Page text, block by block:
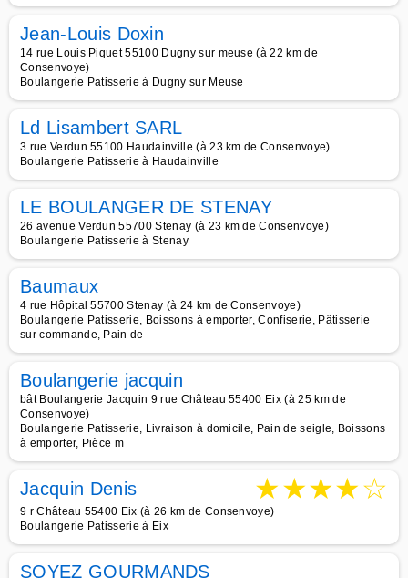
Jean-Louis Doxin
14 rue Louis Piquet 55100 Dugny sur meuse (à 22 km de
Consenvoye)
Boulangerie Patisserie à Dugny sur Meuse
Ld Lisambert SARL
3 rue Verdun 55100 Haudainville (à 23 km de Consenvoye)
Boulangerie Patisserie à Haudainville
LE BOULANGER DE STENAY
26 avenue Verdun 55700 Stenay (à 23 km de Consenvoye)
Boulangerie Patisserie à Stenay
Baumaux
4 rue Hôpital 55700 Stenay (à 24 km de Consenvoye)
Boulangerie Patisserie, Boissons à emporter, Confiserie, Pâtisserie
sur commande, Pain de
Boulangerie jacquin
bât Boulangerie Jacquin 9 rue Château 55400 Eix (à 25 km de
Consenvoye)
Boulangerie Patisserie, Livraison à domicile, Pain de seigle, Boissons
à emporter, Pièce m
Jacquin Denis ★★★★☆
9 r Château 55400 Eix (à 26 km de Consenvoye)
Boulangerie Patisserie à Eix
SOYEZ GOURMANDS